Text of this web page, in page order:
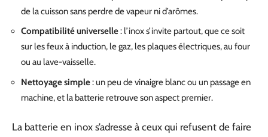
de la cuisson sans perdre de vapeur ni d’arômes.
Compatibilité universelle: l’inox s’invite partout, que ce soit
sur les feux à induction, le gaz, les plaques électriques, au four
ou au lave-vaisselle.
Nettoyage simple: un peu de vinaigre blanc ou un passage en
machine, et la batterie retrouve son aspect premier.
La batterie en inox s’adresse à ceux qui refusent de faire